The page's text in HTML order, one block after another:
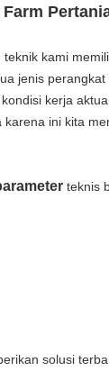
kami
jenis
kerja
ini kita
teknis
solusi